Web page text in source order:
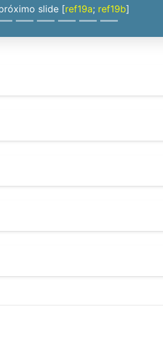
slide [ref19a; ref19b]